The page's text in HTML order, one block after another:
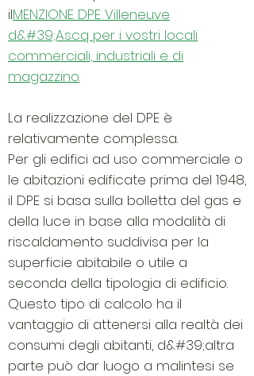
ilMENZIONE DPE Villeneuve
d&#39;Ascq per i vostri locali
commerciali, industriali e di
magazzino.
La realizzazione del DPE è
relativamente complessa.
Per gli edifici ad uso commerciale o
le abitazioni edificate prima del 1948,
il DPE si basa sulla bolletta del gas e
della luce in base alla modalità di
riscaldamento suddivisa per la
superficie abitabile o utile a
seconda della tipologia di edificio.
Questo tipo di calcolo ha il
vantaggio di attenersi alla realtà dei
consumi degli abitanti, d&#39;altra
parte può dar luogo a malintesi se